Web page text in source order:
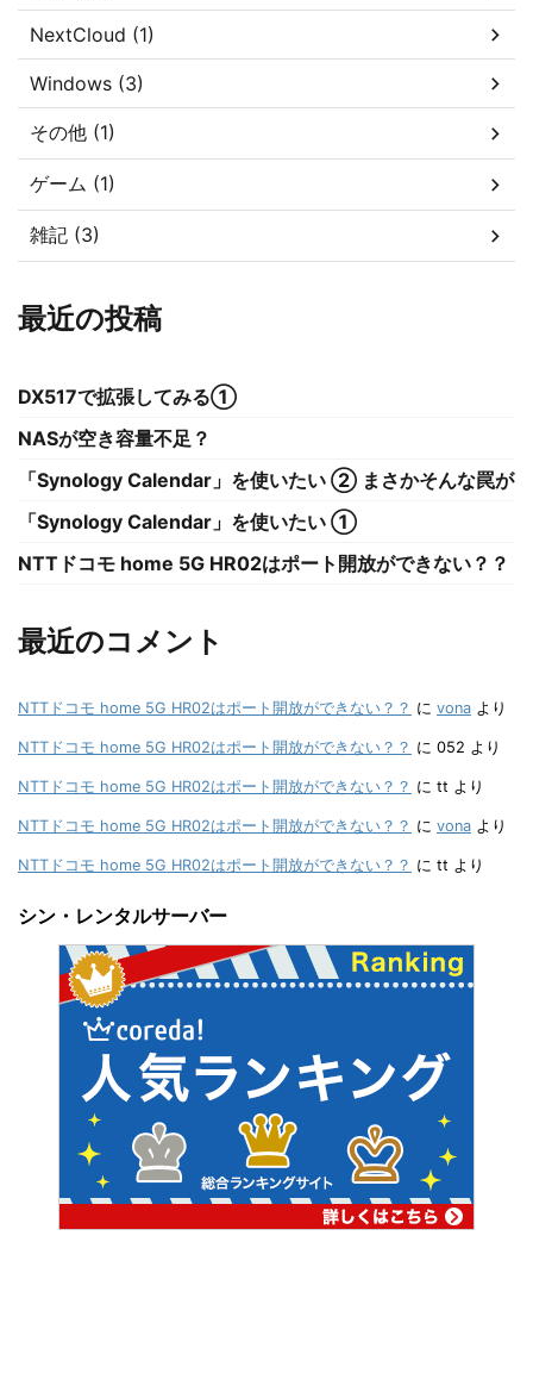
NextCloud (1)
Windows (3)
その他 (1)
ゲーム (1)
雑記 (3)
最近の投稿
DX517で拡張してみる①
NASが空き容量不足？
「Synology Calendar」を使いたい ② まさかそんな罠が
「Synology Calendar」を使いたい ①
NTTドコモ home 5G HR02はポート開放ができない？？
最近のコメント
NTTドコモ home 5G HR02はポート開放ができない？？ に vona より
NTTドコモ home 5G HR02はポート開放ができない？？ に 052 より
NTTドコモ home 5G HR02はポート開放ができない？？ に tt より
NTTドコモ home 5G HR02はポート開放ができない？？ に vona より
NTTドコモ home 5G HR02はポート開放ができない？？ に tt より
シン・レンタルサーバー